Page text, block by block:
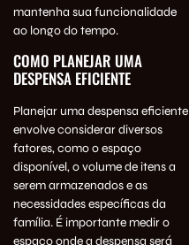
mantenha sua funcionalidade
ao longo do tempo.
COMO PLANEJAR UMA
DESPENSA EFICIENTE
Planejar uma despensa eficiente
envolve considerar diversos
fatores, como o espaço
disponível, o volume de itens a
serem armazenados e as
necessidades específicas da
família. É importante medir o
espaço onde a despensa será